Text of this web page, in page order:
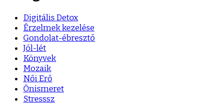
Digitális Detox
Érzelmek kezelése
Gondolat-ébresztő
Jól-lét
Könyvek
Mozaik
Női Erő
Önismeret
Stresssz